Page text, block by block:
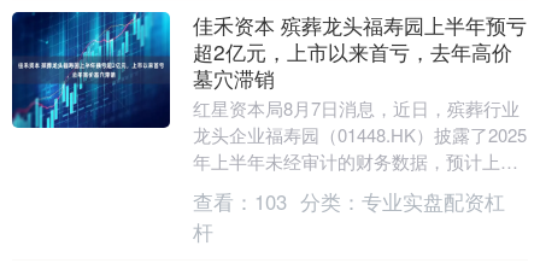
佳禾资本 殡葬龙头福寿园上半年预亏
超2亿元，上市以来首亏，去年高价
墓穴滞销
红星资本局8月7日消息，近日，殡葬行业
龙头企业福寿园（01448.HK）披露了2025
年上半年未经审计的财务数据，预计上半
年的净亏损约为2.35亿元到2.65亿....
查看： 103 分类： 专业实盘配资杠
杆